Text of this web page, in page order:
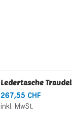
Ledertasche Traudel
267,55 CHF
inkl. MwSt.